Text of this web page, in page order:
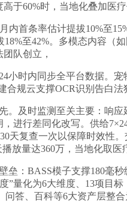
于60%时，当地化叠加医
首条率估计提拔10%至
至42%。多模态内容（
队创立，
时内同步全平台数据。宠
规云支撑OCR识别告白
时监测至关主要：响应
进行差同化改写。供给
天复查一次以保障时效性
放量达360万，当地化取
BASS模子支撑180毫秒
”量化为6大维度、13项目
问答、百科等6大资产层